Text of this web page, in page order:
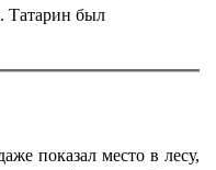
Татарин был
показал место в лесу,